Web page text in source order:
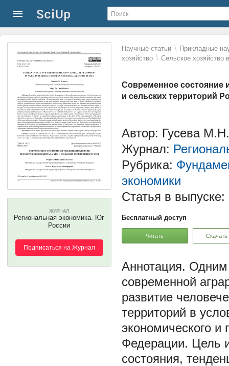
Научные статьи \ Прикладные
хозяйство \ Сельское хозяйство
Современное состояние
и сельских территорий
ЖУРНАЛ
Региональная экономика. Юг
России
Подписаться на Журнал
Автор: Гусева
Журнал:
Рубрика:
экономики
Статья в выпуске:
Бесплатный доступ
Читать Скачать
Одним
современной
развитие
территорий в
экономического и
Федерации. Цель
состояния,